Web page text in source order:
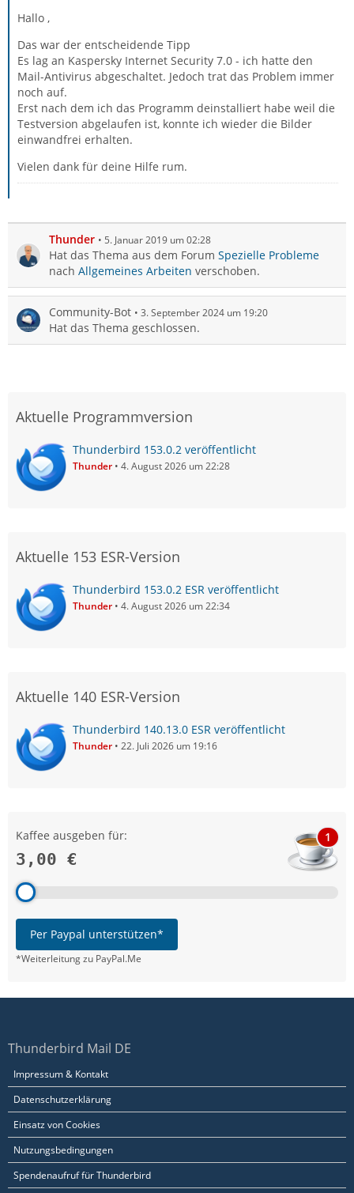
Hallo ,
Das war der entscheidende Tipp
Es lag an Kaspersky Internet Security 7.0 - ich hatte den
Mail-Antivirus abgeschaltet. Jedoch trat das Problem immer
noch auf.
Erst nach dem ich das Programm deinstalliert habe weil die
Testversion abgelaufen ist, konnte ich wieder die Bilder
einwandfrei erhalten.
Vielen dank für deine Hilfe rum.
Thunder 5. Januar 2019 um 02:28
Hat das Thema aus dem Forum Spezielle Probleme
nach Allgemeines Arbeiten verschoben.
Community-Bot 3. September 2024 um 19:20
Hat das Thema geschlossen.
Aktuelle Programmversion
Thunderbird 153.0.2 veröffentlicht
Thunder 4. August 2026 um 22:28
Aktuelle 153 ESR-Version
Thunderbird 153.0.2 ESR veröffentlicht
Thunder 4. August 2026 um 22:34
Aktuelle 140 ESR-Version
Thunderbird 140.13.0 ESR veröffentlicht
Thunder 22. Juli 2026 um 19:16
Kaffee ausgeben für:
3,00 €
1
Per Paypal unterstützen*
*Weiterleitung zu PayPal.Me
Thunderbird Mail DE
Impressum & Kontakt
Datenschutzerklärung
Einsatz von Cookies
Nutzungsbedingungen
Spendenaufruf für Thunderbird